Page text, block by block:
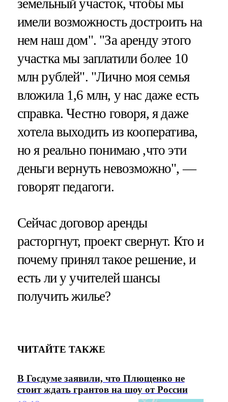
земельный участок, чтобы мы
имели возможность достроить на
нем наш дом". "За аренду этого
участка мы заплатили более 10
млн рублей". "Лично моя семья
вложила 1,6 млн, у нас даже есть
справка. Честно говоря, я даже
хотела выходить из кооператива,
но я реально понимаю ,что эти
деньги вернуть невозможно", —
говорят педагоги.
Сейчас договор аренды
расторгнут, проект свернут. Кто и
почему принял такое решение, и
есть ли у учителей шансы
получить жилье?
ЧИТАЙТЕ ТАКЖЕ
В Госдуме заявили, что Плющенко не
стоит ждать грантов на шоу от России